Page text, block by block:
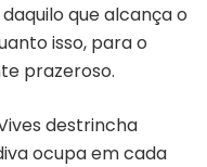
que alcança o
isso, para o
prazeroso.
destrincha
ocupa em cada